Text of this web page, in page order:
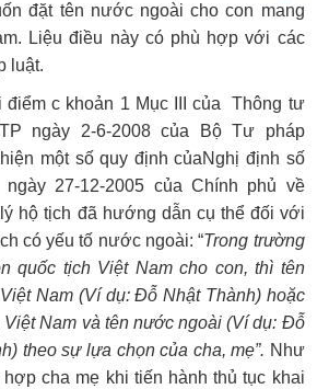
đặt tên nước ngoài cho con mang
Liệu điều này có phù hợp với các
luật.
điểm c khoản 1 Mục III của Thông tư
ngày 2-6-2008 của Bộ Tư pháp
một số quy định củaNghị định số
ngày 27-12-2005 của Chính phủ về
hộ tịch đã hướng dẫn cụ thể đối với
có yếu tố nước ngoài: “Trong trường
quốc tịch Việt Nam cho con, thì tên
Nam (Ví dụ: Đỗ Nhật Thành) hoặc
Nam và tên nước ngoài (Ví dụ: Đỗ
theo sự lựa chọn của cha, mẹ”. Như
cha mẹ khi tiến hành thủ tục khai